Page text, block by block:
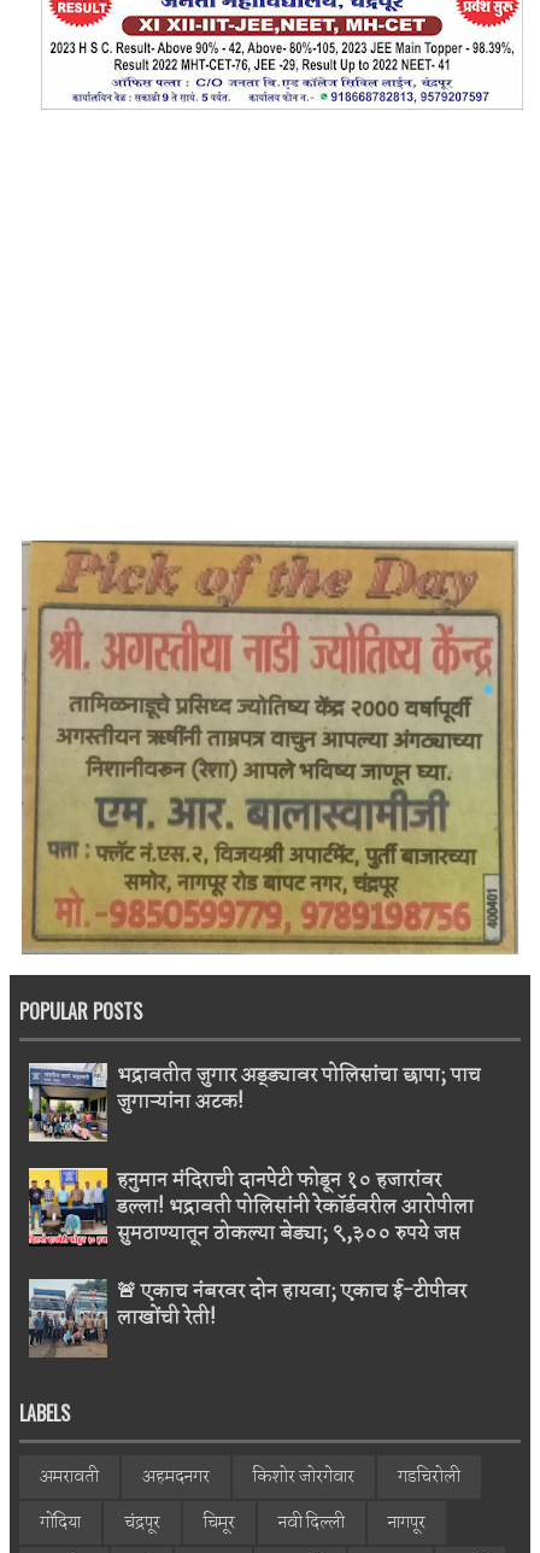
POPULAR POSTS
भद्रावतीत जुगार अड्ड्यावर पोलिसांचा छापा; पाच
जुगाऱ्यांना अटक!
हनुमान मंदिराची दानपेटी फोडून १० हजारांवर
डल्ला! भद्रावती पोलिसांनी रेकॉर्डवरील आरोपीला
सुमठाण्यातून ठोकल्या बेड्या; ९,३०० रुपये जप्त
🚨 एकाच नंबरवर दोन हायवा; एकाच ई-टीपीवर
लाखोंची रेती!
LABELS
अमरावती अहमदनगर किशोर जोरगेवार
गडचिरोली
गोंदिया
चंद्रपूर चिमूर नवी दिल्ली
नागपूर